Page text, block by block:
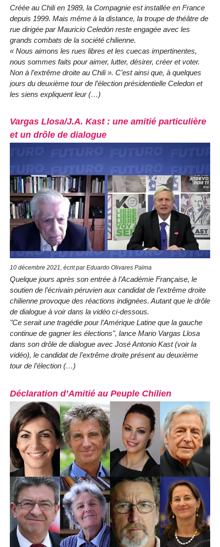
Créée au Chili en 1989, la Compagnie est installée en France
depuis 1999. Mais même à la distance, la troupe de théâtre de
rue dirigée par Mauricio Celedón reste engagée avec les
grands combats de la société chilienne.
« Nous aimons les rues libres et les cuecas impertinentes,
nous sommes faits pour aimer, lutter, désirer, créer et voter.
Non à l’extrême droite au Chili ». C’est ainsi que, à quelques
jours du deuxième tour de l’élection présidentielle Celedon et
les siens expliquent leur (…)
Vargas Llosa/J.A. Kast : une amitié particulière
et un drôle de dialogue
10 décembre 2021, écrit par Eduardo Olivares Palma
Quelque jours après son entrée à l’Académie Française, le
soutien de l’écrivain péruvien aux candidat de l’extrême droite
chilienne provoque des réactions indignées. Autant que le drôle
de dialogue à voir dans la vidéo ci-dessous.
"Ce serait une tragédie pour l’Amérique Latine que la gauche
continue de gagner les élections", lance Mario Vargas Llosa
dans son drôle de dialogue avec José Antonio Kast (voir la
vidéo), le candidat de l’extrême droite présent au deuxième
tour de l’élection (…)
Déclaration d’Amitié au Peuple Chilien